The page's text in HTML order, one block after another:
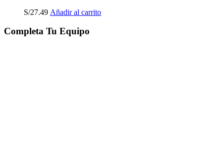
S/27.49 Añadir al carrito
Completa Tu Equipo